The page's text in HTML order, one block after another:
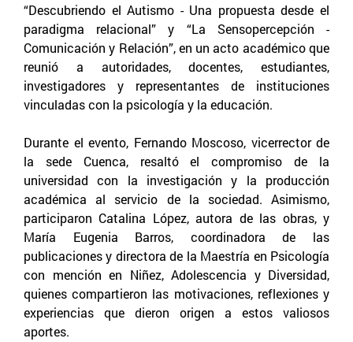
“Descubriendo el Autismo - Una propuesta desde el
paradigma relacional” y “La Sensopercepción -
Comunicación y Relación”, en un acto académico que
reunió a autoridades, docentes, estudiantes,
investigadores y representantes de instituciones
vinculadas con la psicología y la educación.
Durante el evento, Fernando Moscoso, vicerrector de
la sede Cuenca, resaltó el compromiso de la
universidad con la investigación y la producción
académica al servicio de la sociedad. Asimismo,
participaron Catalina López, autora de las obras, y
María Eugenia Barros, coordinadora de las
publicaciones y directora de la Maestría en Psicología
con mención en Niñez, Adolescencia y Diversidad,
quienes compartieron las motivaciones, reflexiones y
experiencias que dieron origen a estos valiosos
aportes.